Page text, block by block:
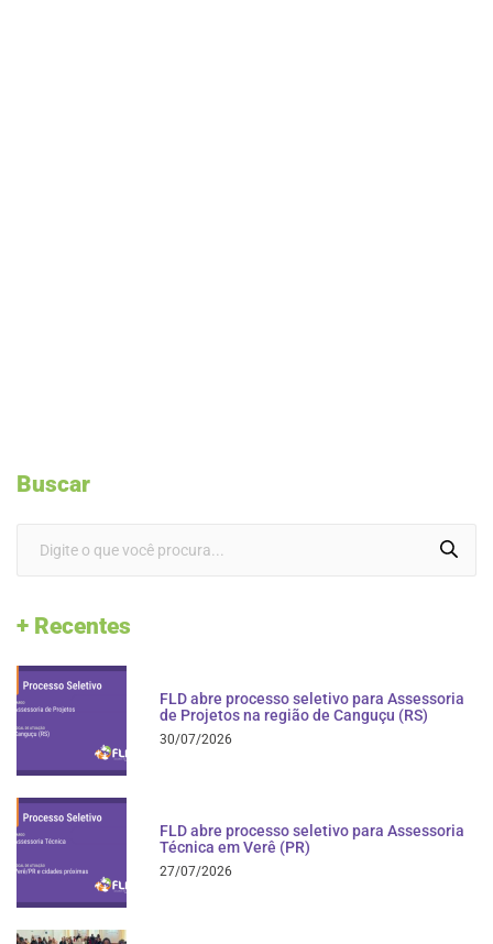
Buscar
+ Recentes
FLD abre processo seletivo para Assessoria
de Projetos na região de Canguçu (RS)
30/07/2026
FLD abre processo seletivo para Assessoria
Técnica em Verê (PR)
27/07/2026